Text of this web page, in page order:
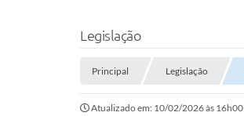
Legislação
Principal Legislação
Atualizado em: 10/02/2026 às 16h00